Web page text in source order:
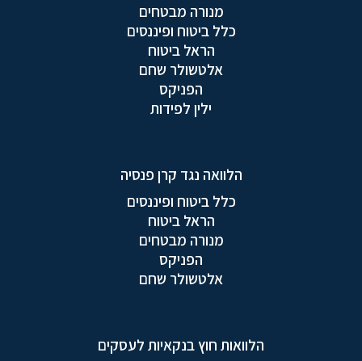
מנורה מבטחים
כלל ביטוח ופיננסים
הראל ביטוח
אלטשולר שחם
הפניקס
ילין לפידות
הלוואה נגד קרן פנסיה
כלל ביטוח ופיננסים
הראל ביטוח
מנורה מבטחים
הפניקס
אלטשולר שחם
הלוואות חוץ בנקאיות לעסקים